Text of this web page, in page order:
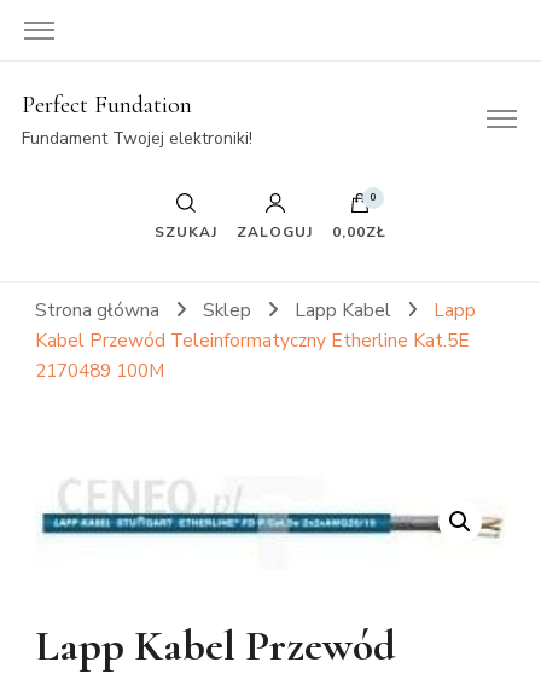
Perfect Fundation
Fundament Twojej elektroniki!
SZUKAJ ZALOGUJ
0
0,00ZŁ
Strona główna Sklep Lapp Kabel
Lapp
Kabel Przewód Teleinformatyczny Etherline Kat.5E
2170489 100M
Lapp Kabel Przewód